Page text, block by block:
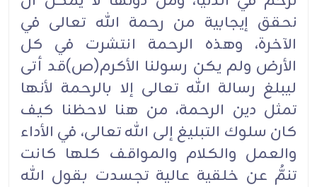
نحقق إيجابية من رحمة الله تعالى في
الآخرة، وهذه الرحمة انتشرت في كل
الأرض ولم يكن رسولنا الأكرم(ص)قد أتى
ليبلغ رسالة الله تعالى إلا بالرحمة لأنها
تمثل دين الرحمة، من هنا لاحظنا كيف
كان سلوك التبليغ إلى الله تعالى، في الأداء
والعمل والكلام والمواقف كلها كانت
تنمُّ عن خلقية عالية تجسدت بقول الله